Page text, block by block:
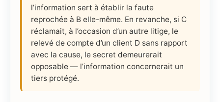
l’information sert à établir la faute
reprochée à B elle-même. En revanche, si C
réclamait, à l’occasion d’un autre litige, le
relevé de compte d’un client D sans rapport
avec la cause, le secret demeurerait
opposable — l’information concernerait un
tiers protégé.